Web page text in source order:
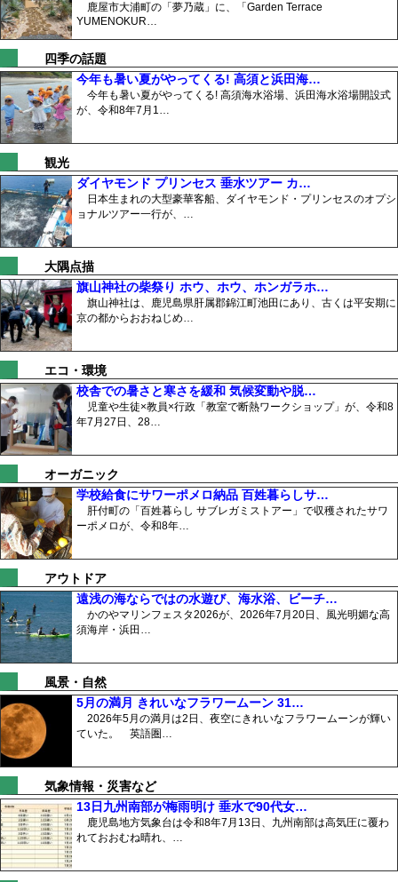
鹿屋市大浦町の「夢乃蔵」に、「Garden Terrace
YUMENOKUR…
四季の話題
今年も暑い夏がやってくる! 高須と浜田海…
今年も暑い夏がやってくる! 高須海水浴場、浜田海水浴場開設式
が、令和8年7月1…
観光
ダイヤモンド プリンセス 垂水ツアー カ…
日本生まれの大型豪華客船、ダイヤモンド・プリンセスのオプシ
ョナルツアー一行が、…
大隅点描
旗山神社の柴祭り ホウ、ホウ、ホンガラホ…
旗山神社は、鹿児島県肝属郡錦江町池田にあり、古くは平安期に
京の都からおおねじめ…
エコ・環境
校舎での暑さと寒さを緩和 気候変動や脱…
児童や生徒×教員×行政「教室で断熱ワークショップ」が、令和8
年7月27日、28…
オーガニック
学校給食にサワーポメロ納品 百姓暮らしサ…
肝付町の「百姓暮らし サブレガミストアー」で収穫されたサワ
ーポメロが、令和8年…
アウトドア
遠浅の海ならではの水遊び、海水浴、ビーチ…
かのやマリンフェスタ2026が、2026年7月20日、風光明媚な高
須海岸・浜田…
風景・自然
5月の満月 きれいなフラワームーン 31…
2026年5月の満月は2日、夜空にきれいなフラワームーンが輝い
ていた。 英語圏…
気象情報・災害など
13日九州南部が梅雨明け 垂水で90代女…
鹿児島地方気象台は令和8年7月13日、九州南部は高気圧に覆わ
れておおむね晴れ、…